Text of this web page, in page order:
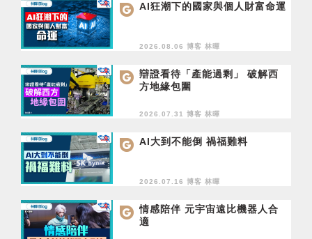
AI狂潮下的國家與個人財富命運
2026.08.06 博客 林暉
辯證看待「產能過剩」 破解西
方地緣包圍
2026.07.31 博客 林暉
AI大到不能倒 禍福難料
2026.07.16 博客 林暉
情感陪伴 元宇宙遠比機器人合
適